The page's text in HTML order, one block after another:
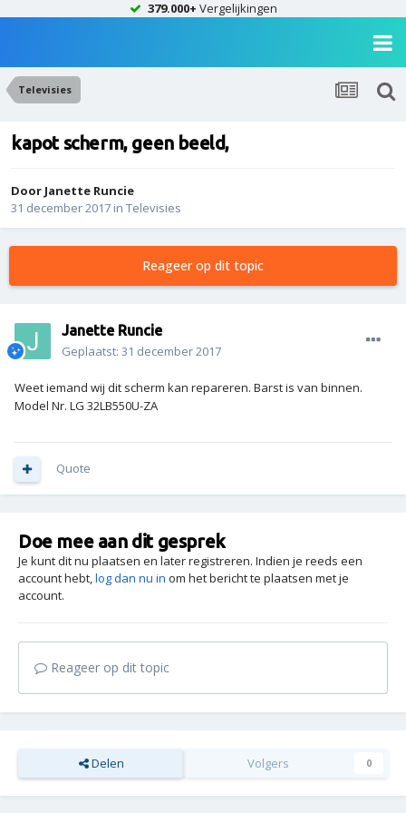
379.000+ Vergelijkingen
Televisies
kapot scherm, geen beeld,
Door Janette Runcie
31 december 2017 in Televisies
Reageer op dit topic
Janette Runcie
Geplaatst: 31 december 2017
Weet iemand wij dit scherm kan repareren. Barst is van binnen.
Model Nr. LG 32LB550U-ZA
Quote
Doe mee aan dit gesprek
Je kunt dit nu plaatsen en later registreren. Indien je reeds een
account hebt,log dan nu in om het bericht te plaatsen met je
account.
Reageer op dit topic
Delen Volgers 0